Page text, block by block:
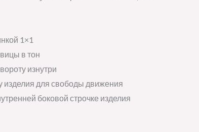
1×1
в тон
изнутри
изделия для свободы движения
боковой строчке изделия